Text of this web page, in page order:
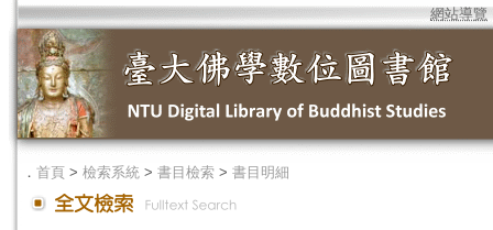
網站導覽
． 首頁 > 檢索系統 > 書目檢索 > 書目明細